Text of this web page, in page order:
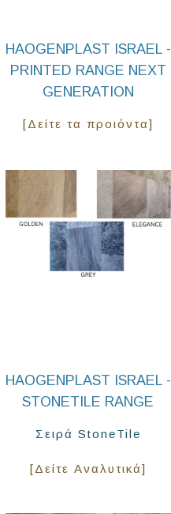
HAOGENPLAST ISRAEL -
PRINTED RANGE NEXT
GENERATION
[Δείτε τα προιόντα]
HAOGENPLAST ISRAEL -
STONETILE RANGE
Σειρά StoneTile
[Δείτε Αναλυτικά]